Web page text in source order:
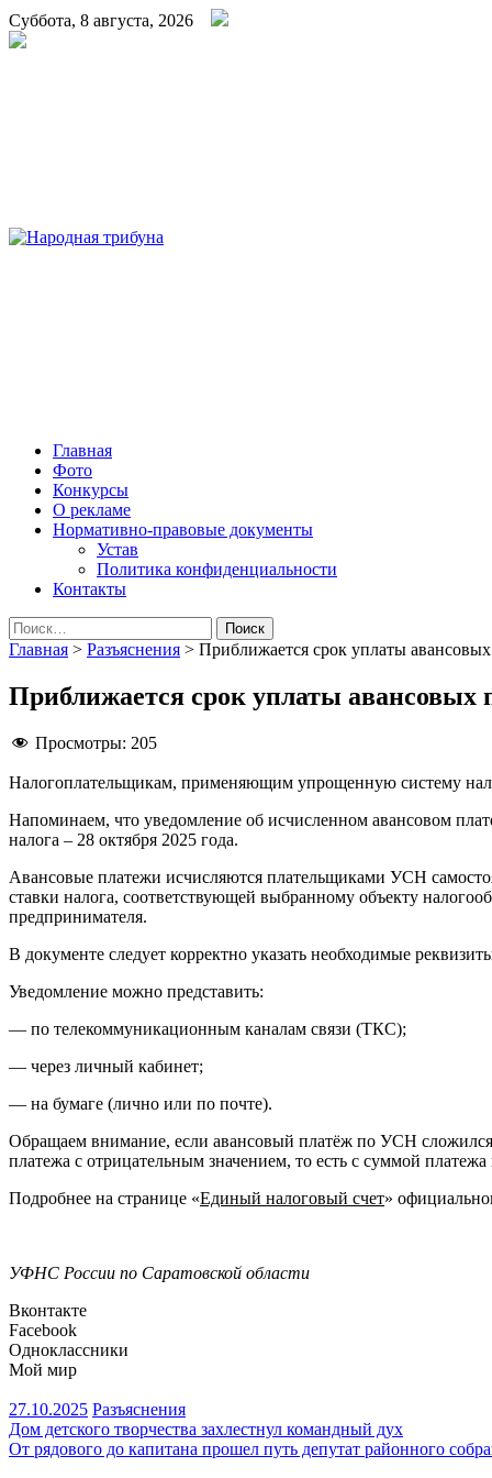
Суббота, 8 августа, 2026
Народная трибуна
Калининская районная газета
Главная
Фото
Конкурсы
О рекламе
Нормативно-правовые документы
Устав
Политика конфиденциальности
Контакты
Найти:
Главная > Разъяснения > Приближается срок уплаты
Приближается срок уплаты авансовых
Просмотры: 205
Налогоплательщикам, применяющим упрощенную систему
Напоминаем, что уведомление об исчисленном авансовом
налога – 28 октября 2025 года.
Авансовые платежи исчисляются плательщиками УСН
ставки налога, соответствующей выбранному объекту
предпринимателя.
В документе следует корректно указать необходимые
Уведомление можно представить:
— по телекоммуникационным каналам связи (ТКС);
— через личный кабинет;
— на бумаге (лично или по почте).
Обращаем внимание, если авансовый платёж по УСН
платежа с отрицательным значением, то есть с суммой
Подробнее на странице «Единый налоговый счет»
УФНС России по Саратовской области
Вконтакте
Facebook
Одноклассники
Мой мир
27.10.2025 Разъяснения
Навигация
по
Дом детского творчества захлестнул командный дух
От рядового до капитана прошел путь депутат районного